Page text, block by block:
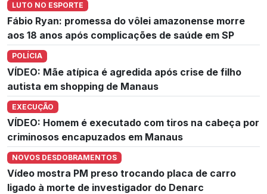
LUTO NO ESPORTE
Fábio Ryan: promessa do vôlei amazonense morre
aos 18 anos após complicações de saúde em SP
POLÍCIA
VÍDEO: Mãe atípica é agredida após crise de filho
autista em shopping de Manaus
EXECUÇÃO
VÍDEO: Homem é executado com tiros na cabeça por
criminosos encapuzados em Manaus
NOVOS DESDOBRAMENTOS
Vídeo mostra PM preso trocando placa de carro
ligado à morte de investigador do Denarc